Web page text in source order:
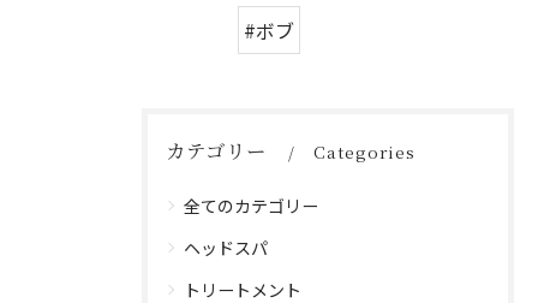
#ボブ
カテゴリー Categories
全てのカテゴリー
ヘッドスパ
トリートメント